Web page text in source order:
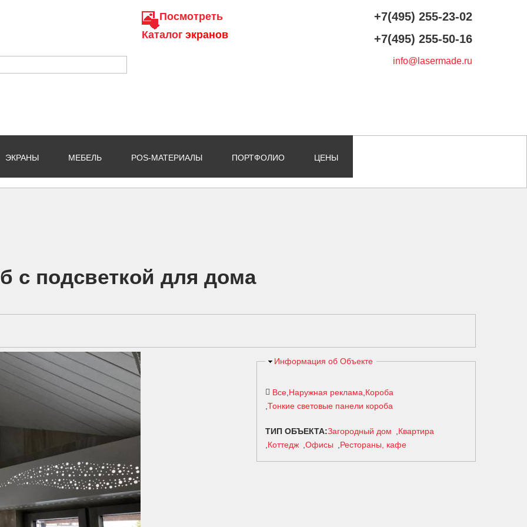
Посмотреть
Каталог экранов
+7(495) 255-23-02
+7(495) 255-50-16
info@lasermade.ru
ЭКРАНЫ МЕБЕЛЬ POS-МАТЕРИАЛЫ ПОРТФОЛИО ЦЕНЫ
с подсветкой для дома
Скрыть
Информация об Объекте
Все Наружная реклама Короба
Тонкие световые панели короба
ТИП ОБЪЕКТА:Загородный дом
Квартира
Коттедж
Офисы Рестораны, кафе